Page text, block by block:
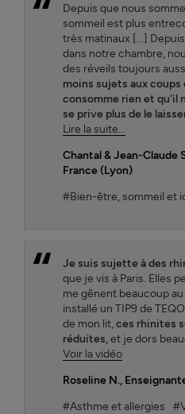
Depuis que nous
sommeil est plus
très matinaux [...]
dans notre chambre,
des réveils toujours
moins sujets aux coups
consomme rien et qu'il
se prive plus de le
Lire la suite...
Chantal & Jean-Claude
France (Lyon)
#Bien-être, sommeil et
Je suis sujette à des
que je vis à Paris. Elles
me gênent beaucoup
installé un TIP9 de
de mon lit,ces rhinites
réduites,et je dors
Voir la vidéo
Roseline N.,
#Asthme et allergies